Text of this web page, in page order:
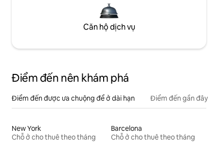
Căn hộ dịch vụ
Điểm đến nên khám phá
Điểm đến được ưa chuộng để ở dài hạn Điểm đến gần đây
New York
Chỗ ở cho thuê theo tháng
Barcelona
Chỗ ở cho thuê theo tháng